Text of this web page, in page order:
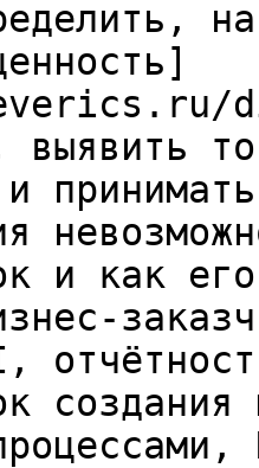
выявить
и как